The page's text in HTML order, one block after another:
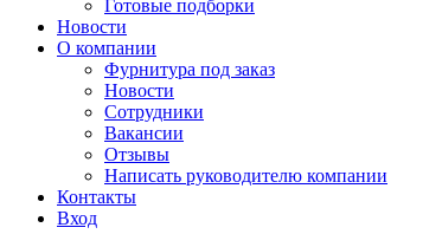
Готовые подборки
Новости
О компании
Фурнитура под заказ
Новости
Сотрудники
Вакансии
Отзывы
Написать руководителю компании
Контакты
Вход